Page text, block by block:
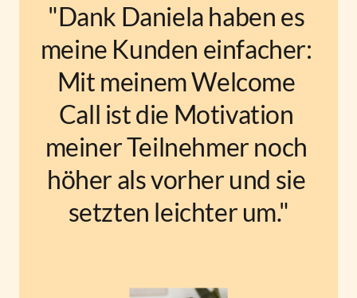
"Dank Daniela haben es
meine Kunden einfacher:
Mit meinem Welcome
Call ist die Motivation
meiner Teilnehmer noch
höher als vorher und sie
setzten leichter um."